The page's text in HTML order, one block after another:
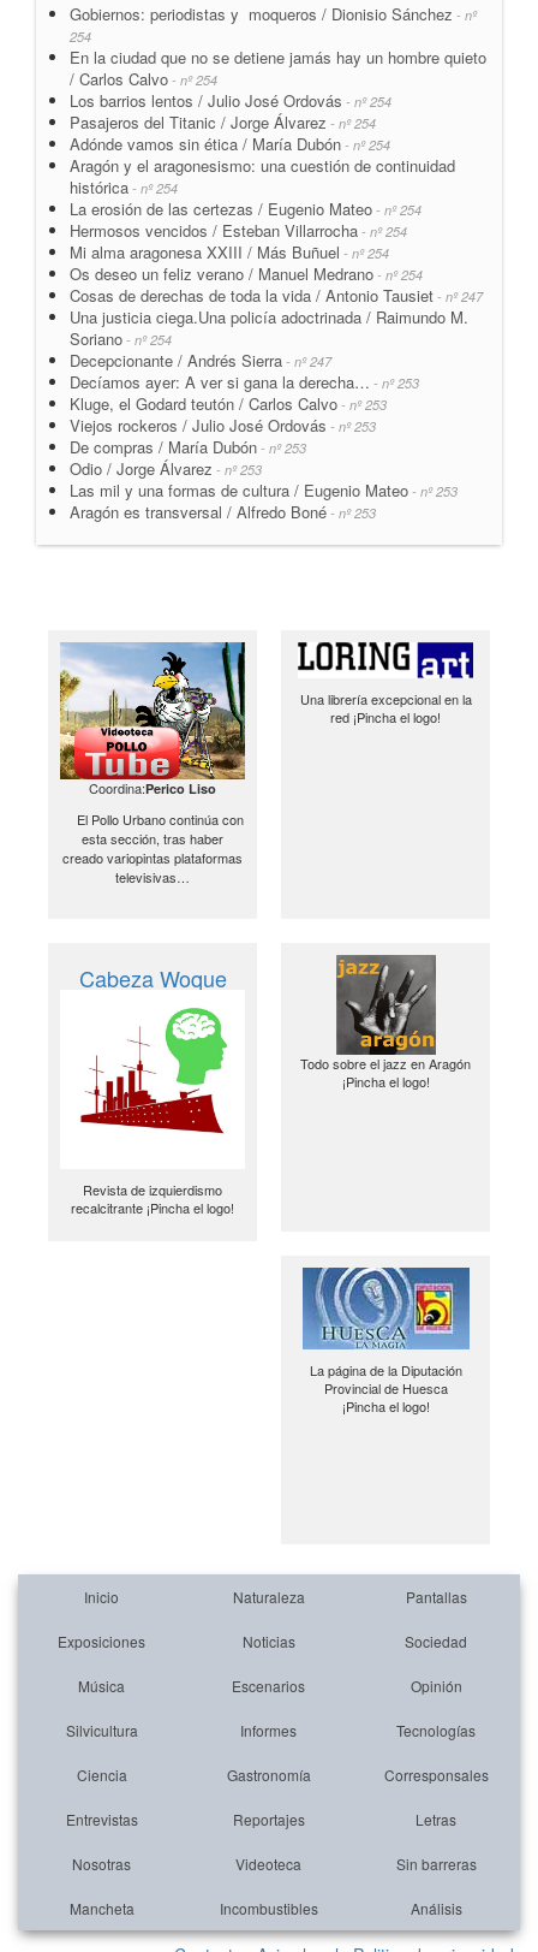
Gobiernos: periodistas y moqueros / Dionisio Sánchez - nº
254
En la ciudad que no se detiene jamás hay un hombre quieto
/ Carlos Calvo - nº 254
Los barrios lentos / Julio José Ordovás - nº 254
Pasajeros del Titanic / Jorge Álvarez - nº 254
Adónde vamos sin ética / María Dubón - nº 254
Aragón y el aragonesismo: una cuestión de continuidad
histórica - nº 254
La erosión de las certezas / Eugenio Mateo - nº 254
Hermosos vencidos / Esteban Villarrocha - nº 254
Mi alma aragonesa XXIII / Más Buñuel - nº 254
Os deseo un feliz verano / Manuel Medrano - nº 254
Cosas de derechas de toda la vida / Antonio Tausiet - nº 247
Una justicia ciega.Una policía adoctrinada / Raimundo M.
Soriano - nº 254
Decepcionante / Andrés Sierra - nº 247
Decíamos ayer: A ver si gana la derecha… - nº 253
Kluge, el Godard teutón / Carlos Calvo - nº 253
Viejos rockeros / Julio José Ordovás - nº 253
De compras / María Dubón - nº 253
Odio / Jorge Álvarez - nº 253
Las mil y una formas de cultura / Eugenio Mateo - nº 253
Aragón es transversal / Alfredo Boné - nº 253
Coordina:Perico Liso
El Pollo Urbano continúa con
esta sección, tras haber
creado variopintas plataformas
televisivas…
Una librería excepcional en la
red ¡Pincha el logo!
Cabeza Woque
Revista de izquierdismo
recalcitrante ¡Pincha el logo!
Todo sobre el jazz en Aragón
¡Pincha el logo!
La página de la Diputación
Provincial de Huesca
¡Pincha el logo!
Inicio Naturaleza Pantallas
Exposiciones Noticias Sociedad
Música Escenarios Opinión
Silvicultura Informes Tecnologías
Ciencia Gastronomía Corresponsales
Entrevistas Reportajes Letras
Nosotras Videoteca Sin barreras
Mancheta Incombustibles Análisis